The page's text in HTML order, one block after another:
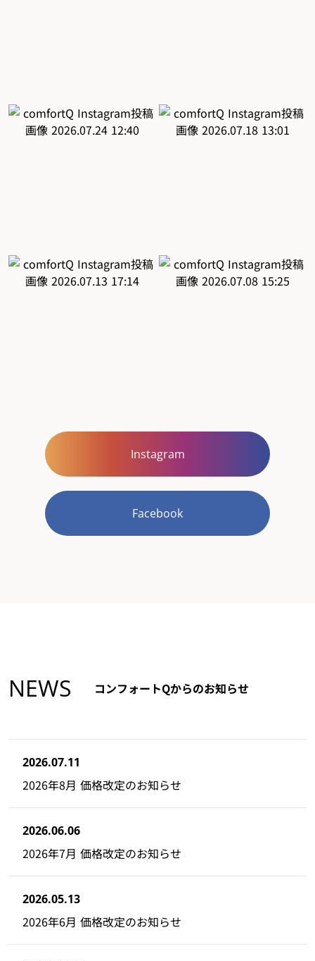
Instagram
Facebook
NEWS コンフォートQからのお知らせ
2026.07.11
2026年8月 価格改定のお知らせ
2026.06.06
2026年7月 価格改定のお知らせ
2026.05.13
2026年6月 価格改定のお知らせ